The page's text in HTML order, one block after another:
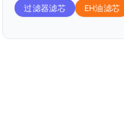
过滤器滤芯 EH油滤芯